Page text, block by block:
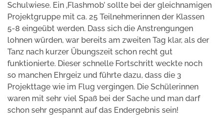
Schulwiese. Ein ‚Flashmob’ sollte bei der gleichnamigen
Projektgruppe mit ca. 25 Teilnehmerinnen der Klassen
5-8 eingeübt werden. Dass sich die Anstrengungen
lohnen würden, war bereits am zweiten Tag klar, als der
Tanz nach kurzer Übungszeit schon recht gut
funktionierte. Dieser schnelle Fortschritt weckte noch
so manchen Ehrgeiz und führte dazu, dass die 3
Projekttage wie im Flug vergingen. Die Schülerinnen
waren mit sehr viel Spaß bei der Sache und man darf
schon sehr gespannt auf das Endergebnis sein!